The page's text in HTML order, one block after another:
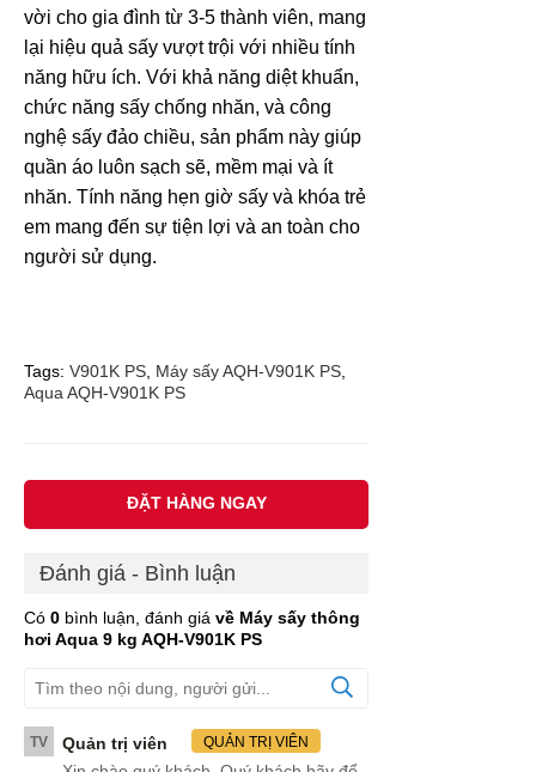
vời cho gia đình từ 3-5 thành viên, mang
lại hiệu quả sấy vượt trội với nhiều tính
năng hữu ích. Với khả năng diệt khuẩn,
chức năng sấy chống nhăn, và công
nghệ sấy đảo chiều, sản phẩm này giúp
quần áo luôn sạch sẽ, mềm mại và ít
nhăn. Tính năng hẹn giờ sấy và khóa trẻ
em mang đến sự tiện lợi và an toàn cho
người sử dụng.
Tags: V901K PS, Máy sấy AQH-V901K PS,
Aqua AQH-V901K PS
ĐẶT HÀNG NGAY
Đánh giá - Bình luận
Có 0 bình luận, đánh giá về Máy sấy thông
hơi Aqua 9 kg AQH-V901K PS
TV Quản trị viên QUẢN TRỊ VIÊN